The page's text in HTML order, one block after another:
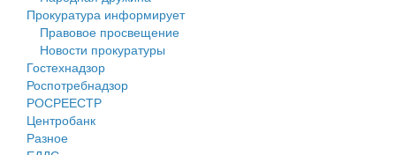
Генеральные планы
Проекты планировки территории
Собрание депутатов
Городское поселение
Сельские поселения
Прокуратура информирует
Правовое просвещение
Новости прокуратуры
Гостехнадзор
Роспотребнадзор
РОСРЕЕСТР
Центробанк
Разное